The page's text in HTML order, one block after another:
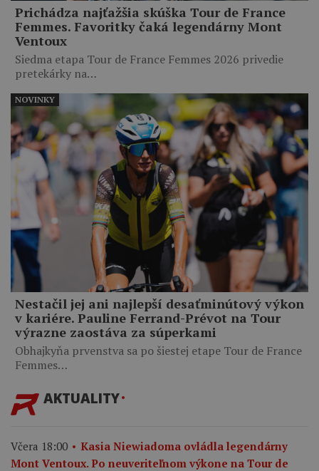
Prichádza najťažšia skúška Tour de France
Femmes. Favoritky čaká legendárny Mont
Ventoux
Siedma etapa Tour de France Femmes 2026 privedie
pretekárky na…
Nestačil jej ani najlepší desaťminútový výkon
v kariére. Pauline Ferrand-Prévot na Tour
výrazne zaostáva za súperkami
Obhajkyňa prvenstva sa po šiestej etape Tour de France
Femmes…
NOVINKY
AKTUALITY
Včera 18:00
Kasia Niewiadoma ovládla legendárny
Mont Ventoux. Po neuveriteľnom výkone na Tour de